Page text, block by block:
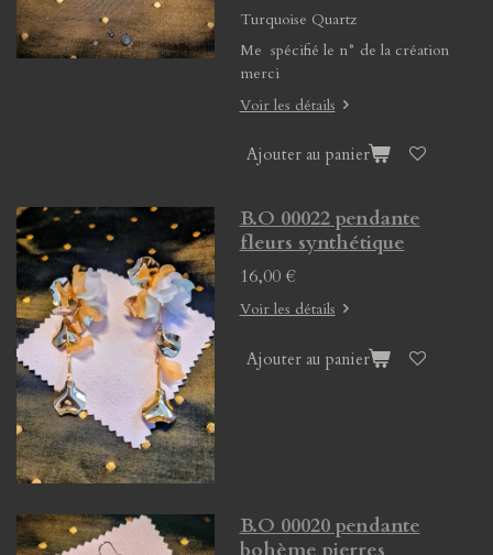
Turquoise Quartz
Me spécifié le n° de la création
merci
Voir les détails
Ajouter au panier
B.O 00022 pendante
fleurs synthétique
16,00 €
Voir les détails
Ajouter au panier
B.O 00020 pendante